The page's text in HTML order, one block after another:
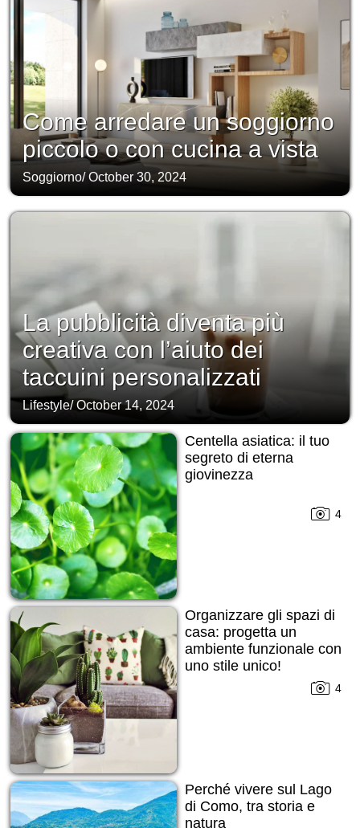
Come arredare un soggiorno
piccolo o con cucina a vista
Soggiorno/October 30, 2024
La pubblicità diventa più
creativa con l’aiuto dei
taccuini personalizzati
Lifestyle/October 14, 2024
Centella asiatica: il tuo
segreto di eterna
giovinezza
4
Organizzare gli spazi di
casa: progetta un
ambiente funzionale con
uno stile unico!
4
Perché vivere sul Lago
di Como, tra storia e
natura